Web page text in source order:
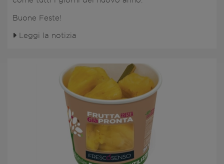
Buone Feste!
Leggi la notizia